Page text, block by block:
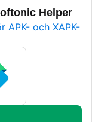
Helper
APK- och XAPK-